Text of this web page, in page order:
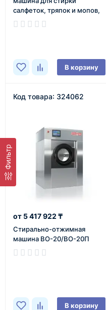
Фильтр
салфеток, тряпок и мопов,
загрузкой 15 кг. ВО-15.МОП
В корзину
Код товара: 324062
5 417 922 ₸
Cтирально-отжимная
машина ВО-20/ВО-20П
В корзину